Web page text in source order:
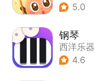
5.0
钢琴
西洋乐器
4.6